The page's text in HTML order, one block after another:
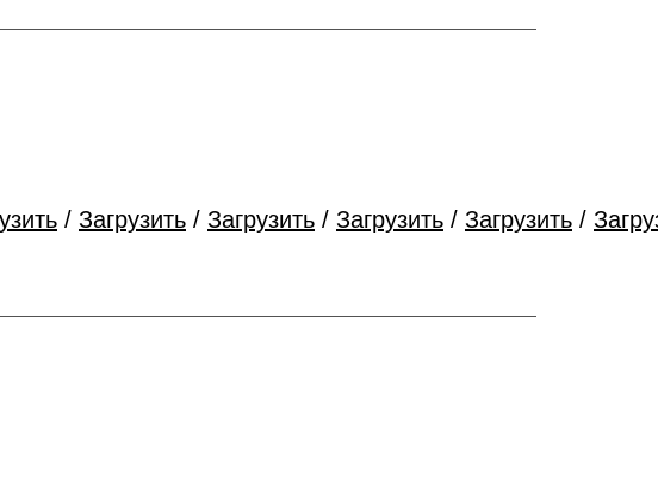
/ Загрузить / Загрузить / Загрузить / Загрузить /